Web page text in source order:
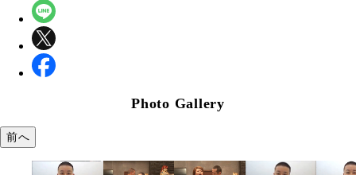
Photo Gallery
前へ